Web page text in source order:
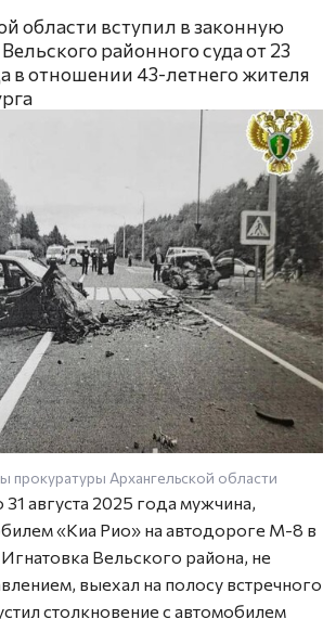
области вступил в законную
районного суда от 23
в отношении 43-летнего жителя
Архангельской области
31 августа 2025 года мужчина,
«Киа Рио» на автодороге М-8 в
Вельского района, не
выехал на полосу встречного
столкновение с автомобилем